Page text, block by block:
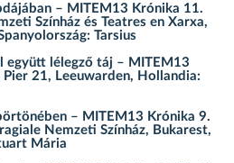
– MITEM13 Krónika 11.
Színház és Teatres en Xarxa,
Tarsius
együtt lélegző táj – MITEM13
Pier 21, Leeuwarden, Hollandia:
– MITEM13 Krónika 9.
Nemzeti Színház, Bukarest,
Mária